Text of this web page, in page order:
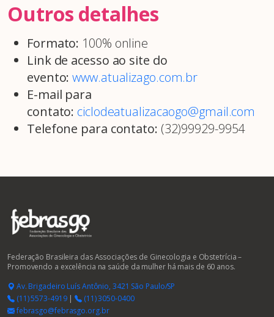
Outros detalhes
Formato: 100% online
Link de acesso ao site do
evento: www.atualizago.com.br
E-mail para
contato: ciclodeatualizacaogo@gmail.com
Telefone para contato: (32)99929-9954
Federação Brasileira das Associações de Ginecologia e Obstetrícia –
Promovendo a excelência na saúde da mulher há mais de 60 anos.
Av. Brigadeiro Luís Antônio, 3421 São Paulo/SP
(11) 5573-4919|
(11) 3050-0400
febrasgo@febrasgo.org.br